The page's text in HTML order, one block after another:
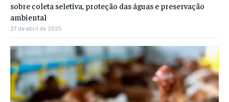
sobre coleta seletiva, proteção das águas e preservação
ambiental
27 de abril de 2025